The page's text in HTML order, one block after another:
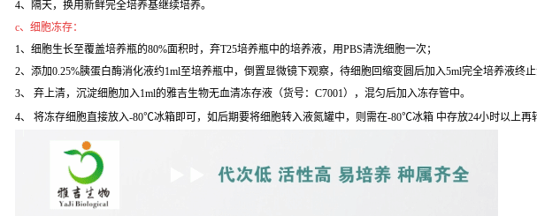
4、隔天，换用新鲜完全培养基继续培养。
c、细胞冻存：
1、细胞生长至覆盖培养瓶的80%面积时，弃T25培养瓶中的培养液，用PBS清洗细胞一次；
2、添加0.25%胰蛋白酶消化液约1ml至培养瓶中，倒置显微镜下观察，待细胞回缩变圆后加入5ml完全培养液终
3、 弃上清，沉淀细胞加入1ml的雅吉生物无血清冻存液（货号：C7001），混匀后加入冻存管中。
4、 将冻存细胞直接放入-80℃冰箱即可，如后期要将细胞转入液氮罐中，则需在-80℃冰箱 中存放24小时以上再